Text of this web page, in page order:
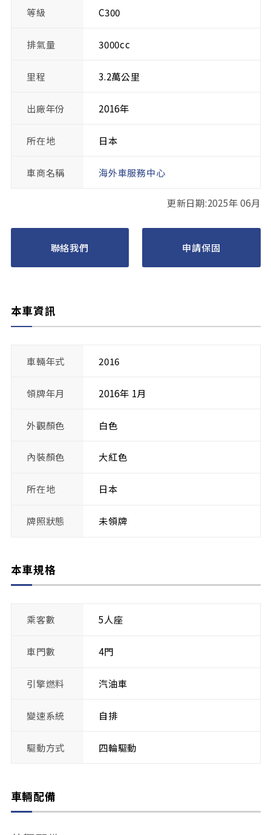
等級 C300
排氣量 3000cc
里程 3.2萬公里
出廠年份 2016年
所在地 日本
車商名稱 海外車服務中心
更新日期:2025年 06月
聯絡我們 申請保固
本車資訊
車輛年式 2016
領牌年月 2016年 1月
外觀顏色 白色
內裝顏色 大紅色
所在地 日本
牌照狀態 未領牌
本車規格
乘客數 5人座
車門數 4門
引擎燃料 汽油車
變速系統 自排
驅動方式 四輪驅動
車輛配備